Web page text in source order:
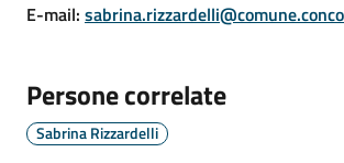
Periodico
Concordia
E-mail:
Persone correlate
Sabrina Rizzardelli